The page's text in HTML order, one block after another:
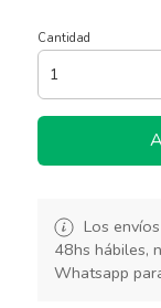
Cantidad
Los
48hs hábiles,
Whatsapp